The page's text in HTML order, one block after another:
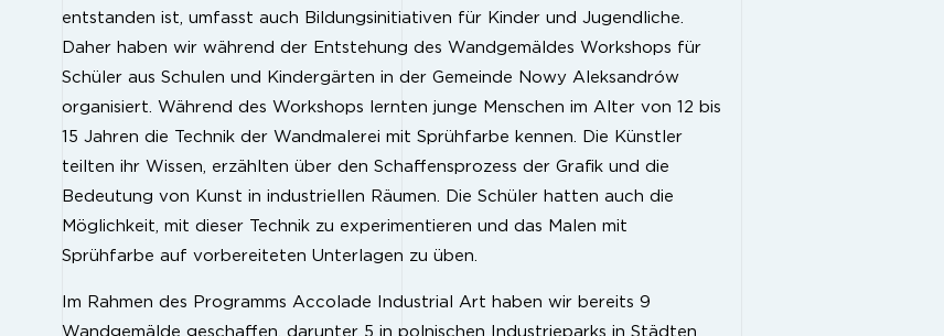
entstanden ist, umfasst auch Bildungsinitiativen für Kinder und Jugendliche.
Daher haben wir während der Entstehung des Wandgemäldes Workshops für
Schüler aus Schulen und Kindergärten in der Gemeinde Nowy Aleksandrów
organisiert. Während des Workshops lernten junge Menschen im Alter von 12 bis
15 Jahren die Technik der Wandmalerei mit Sprühfarbe kennen. Die Künstler
teilten ihr Wissen, erzählten über den Schaffensprozess der Grafik und die
Bedeutung von Kunst in industriellen Räumen. Die Schüler hatten auch die
Möglichkeit, mit dieser Technik zu experimentieren und das Malen mit
Sprühfarbe auf vorbereiteten Unterlagen zu üben.
Im Rahmen des Programms Accolade Industrial Art haben wir bereits 9
Wandgemälde geschaffen, darunter 5 in polnischen Industrieparks in Städten